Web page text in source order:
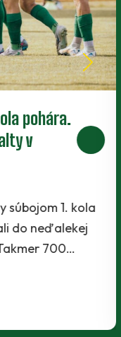
pohára.
v
súbojom 1. kola
do neďalekej
700…